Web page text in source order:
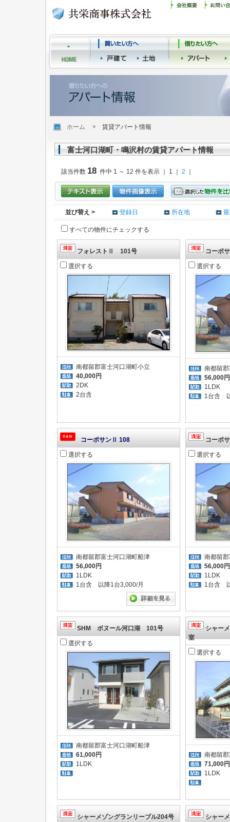
ホーム 賃貸アパート情報
富士河口湖町・鳴沢村の賃貸アパート情報
該当件数 18 件中 1 ～ 12 件を表示 ｜ 1 ｜ 2
並び替え > 登録日 所在地
すべての物件にチェックする
フォレストⅡ 101号
選択する
南都留郡富士河口湖町小立
40,000円
2DK
2台含
コーポ
選択する
南都留
56,000円
1LDK
1台含
コーポサンⅡ 108
選択する
南都留郡富士河口湖町船津
56,000円
1LDK
1台含 以降1台3,000/月
コーポ
選択する
南都留
56,000円
1LDK
1台含
SHM ボヌール河口湖 101号
選択する
南都留郡富士河口湖町船津
61,000円
1LDK
シャー
室
選択する
南都留
71,000円
1LDK
シャーメゾングランリーブル204号
シャー